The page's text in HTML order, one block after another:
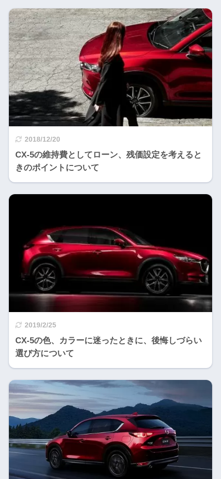
2018/12/20
CX-5の維持費としてローン、残価設定を考えると
きのポイントについて
2019/2/25
CX-5の色、カラーに迷ったときに、後悔しづらい
選び方について